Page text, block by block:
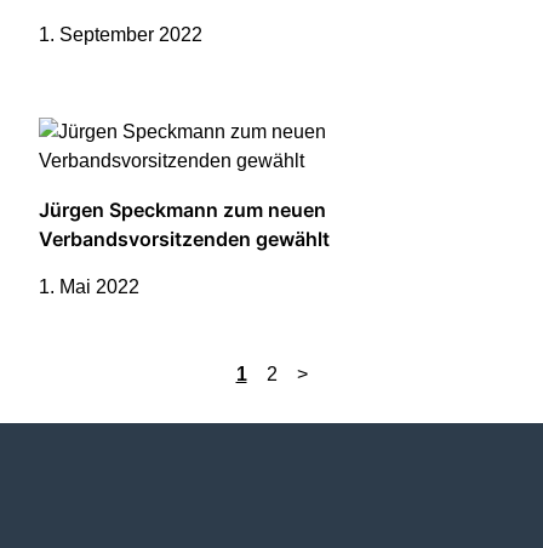
1. September 2022
Jürgen Speckmann zum neuen
Verbandsvorsitzenden gewählt
1. Mai 2022
1 2 >